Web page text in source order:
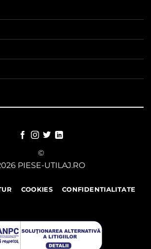
©
PIESE-UTILAJ.RO
COOKIES CONFIDENTIALITATE